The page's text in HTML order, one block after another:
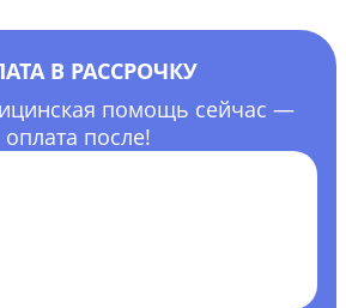
В РАССРОЧКУ
помощь сейчас —
оплата после!